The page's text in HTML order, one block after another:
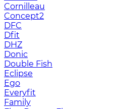
Cornilleau
Concept2
DFC
Dfit
DHZ
Donic
Double Fish
Eclipse
Ego
Everyfit
Family